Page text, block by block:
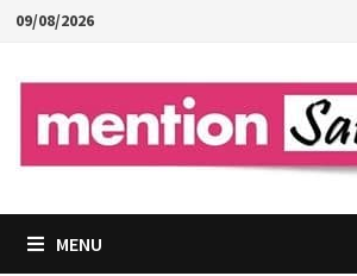
Skip
content
09/08/2026
MENU